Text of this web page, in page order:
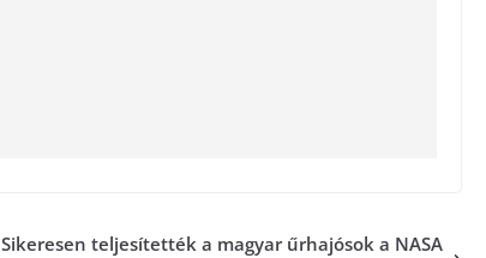
Sikeresen teljesítették a magyar űrhajósok a NASA